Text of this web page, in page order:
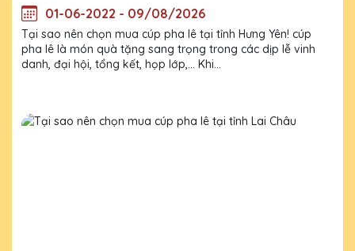
01-06-2022 - 09/08/2026
Tại sao nên chọn mua cúp pha lê tại tỉnh Hưng Yên! cúp
pha lê là món quà tặng sang trọng trong các dịp lễ vinh
danh, đại hội, tổng kết, họp lớp,... Khi...